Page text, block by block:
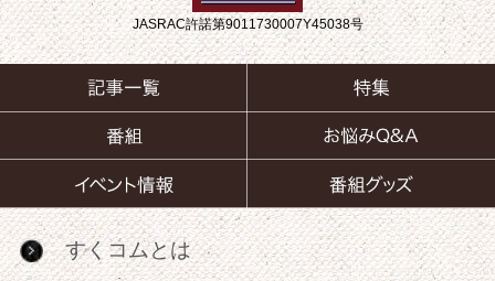
JASRAC許諾第9011730007Y45038号
すくコムとは